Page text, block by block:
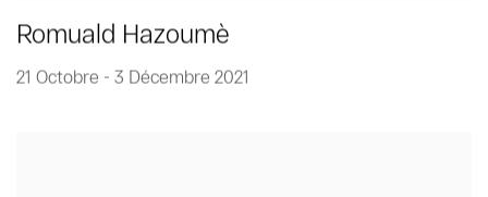
Romuald Hazoumè
21 Octobre - 3 Décembre 2021